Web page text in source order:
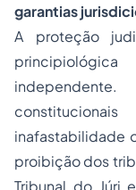
garantias
A proteção
inafastabilidade
proibição dos
Tribunal do Júri